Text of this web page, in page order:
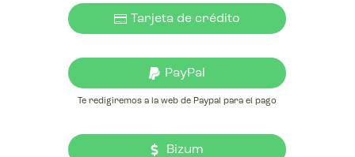
Tarjeta de crédito
PayPal
Te redigiremos a la web de Paypal para el pago
Bizum